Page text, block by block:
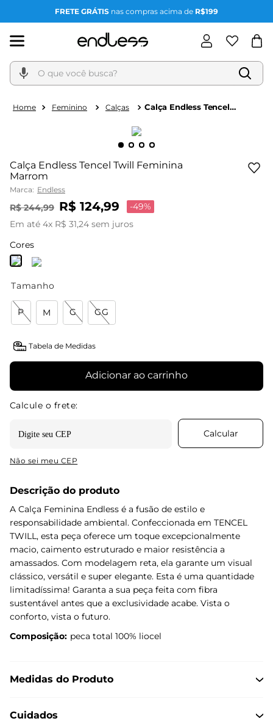
FRETE GRÁTIS nas compras acima de R$199
O que você busca?
Feminino Calças
Calça Endless Tencel
Calça Endless Tencel Twill Feminina
Marrom
Marca: Endless
R$ 244,99 R$ 124,99 -49%
Em até 4x R$ 31,24 sem juros
Cores
Tamanho
P M G GG
Tabela de Medidas
Adicionar ao carrinho
Não sei meu CEP
Descrição do produto
A Calça Feminina Endless é a fusão de estilo e
responsabilidade ambiental. Confeccionada em TENCEL
TWILL, esta peça oferece um toque excepcionalmente
macio, caimento estruturado e maior resistência a
amassados. Com modelagem reta, ela garante um visual
clássico, versátil e super elegante. Esta é uma quantidade
limitadíssima! Garanta a sua peça feita com fibra
sustentável antes que a exclusividade acabe. Vista o
conforto, vista o futuro.
Composição: peca total 100% liocel
Medidas do Produto
Cuidados